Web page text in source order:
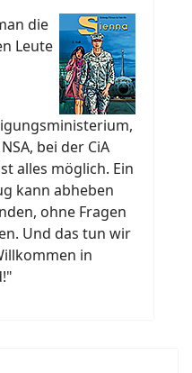
die
Leute
bei der CiA
alles möglich. Ein
kann abheben
ohne Fragen
Und das tun wir
in